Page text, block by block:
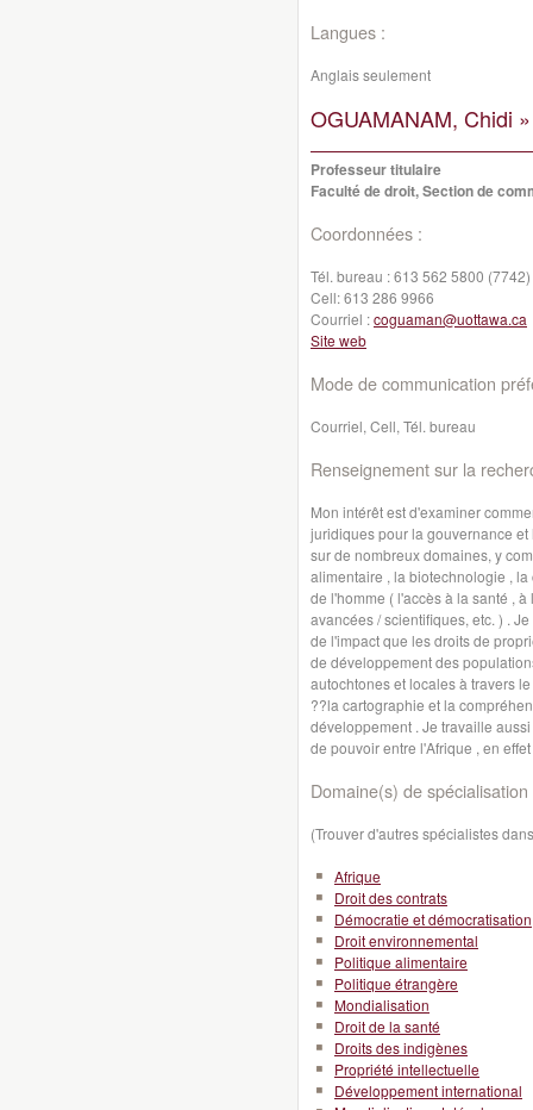
Langues :
Anglais seulement
OGUAMANAM, Chidi »
Professeur titulaire
Faculté de droit, Section de
Coordonnées :
Tél. bureau :613 562 5800 (7742)
Cell:613 286 9966
Courriel :coguaman@uottawa.ca
Site web
Mode de communication
Courriel, Cell, Tél. bureau
Renseignement sur la
Mon intérêt est d'examiner
juridiques pour la gouvernance
sur de nombreux domaines, y
alimentaire , la biotechnologie ,
de l'homme ( l'accès à la santé ,
avancées / scientifiques, etc. ) .
de l'impact que les droits de
de développement des
autochtones et locales à travers
??la cartographie et la
développement . Je travaille
de pouvoir entre l'Afrique , en
Domaine(s) de spécialisation
(Trouver d'autres spécialistes
Afrique
Droit des contrats
Démocratie et démocratisation
Droit environnemental
Politique alimentaire
Politique étrangère
Mondialisation
Droit de la santé
Droits des indigènes
Propriété intellectuelle
Développement international